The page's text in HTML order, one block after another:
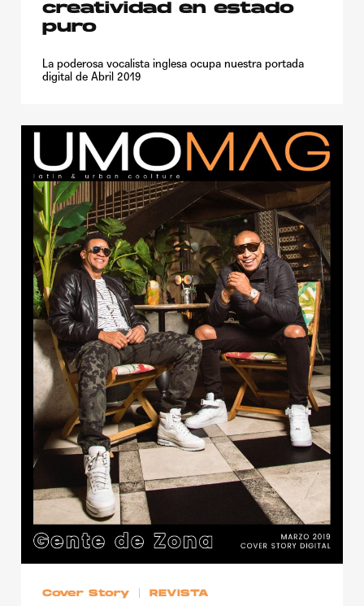
creatividad en estado
puro
La poderosa vocalista inglesa ocupa nuestra portada
digital de Abril 2019
Cover Story REVISTA